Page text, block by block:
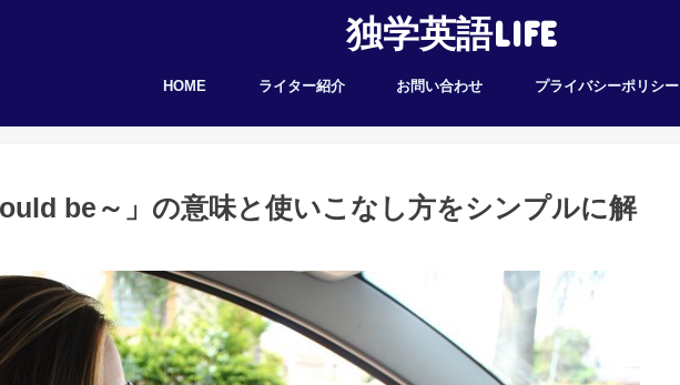
独学英語LIFE
HOME ライター紹介 お問い合わせ プライバシーポリシー
be～」の意味と使いこなし方をシンプルに解